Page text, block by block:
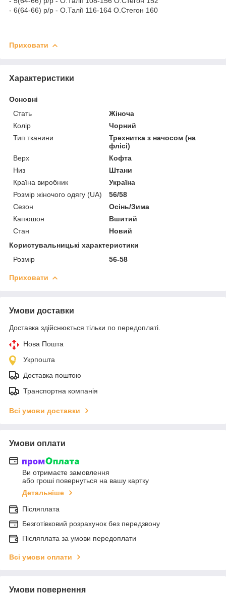
- 6(64-66) р/р - О.Талії 116-164 О.Стегон 160
Приховати
Характеристики
Основні
Стать
Жіноча
Колір
Чорний
Тип тканини
Трехнитка з начосом (на
флісі)
Верх
Кофта
Низ
Штани
Країна виробник
Україна
Розмір жіночого одягу (UA)
56/58
Сезон
Осінь/Зима
Капюшон
Вшитий
Стан
Новий
Користувальницькі характеристики
Розмір
56-58
Приховати
Умови доставки
Доставка здійснюється тільки по передоплаті.
Нова Пошта
Укрпошта
Доставка поштою
Транспортна компанія
Всі умови доставки
Умови оплати
Ви отримаєте замовлення
або гроші повернуться на вашу картку
Детальніше
Післяплата
Безготівковий розрахунок без передзвону
Післяплата за умови передоплати
Всі умови оплати
Умови повернення